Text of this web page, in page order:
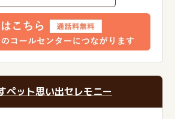
ペット思い出セレモニー